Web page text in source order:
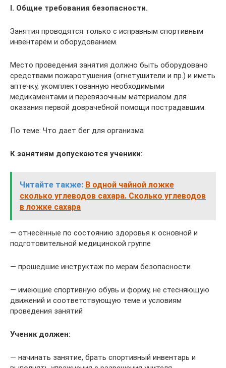
I. Общие требования безопасности.
Занятия проводятся только с исправным спортивным
инвентарём и оборудованием.
Место проведения занятия должно быть оборудовано
средствами пожаротушения (огнетушители и пр.) и иметь
аптечку, укомплектованную необходимыми
медикаментами и перевязочным материалом для
оказания первой доврачебной помощи пострадавшим.
По теме: Что дает бег для организма
К занятиям допускаются ученики:
Читайте также: В одной чайной ложке
сколько углеводов сахара. Сколько углеводов
в ложке сахара
— отнесённые по состоянию здоровья к основной и
подготовительной медицинской группе
— прошедшие инструктаж по мерам безопасности
— имеющие спортивную обувь и форму, не стесняющую
движений и соответствующую теме и условиям
проведения занятий
Ученик должен:
— начинать занятие, брать спортивный инвентарь и